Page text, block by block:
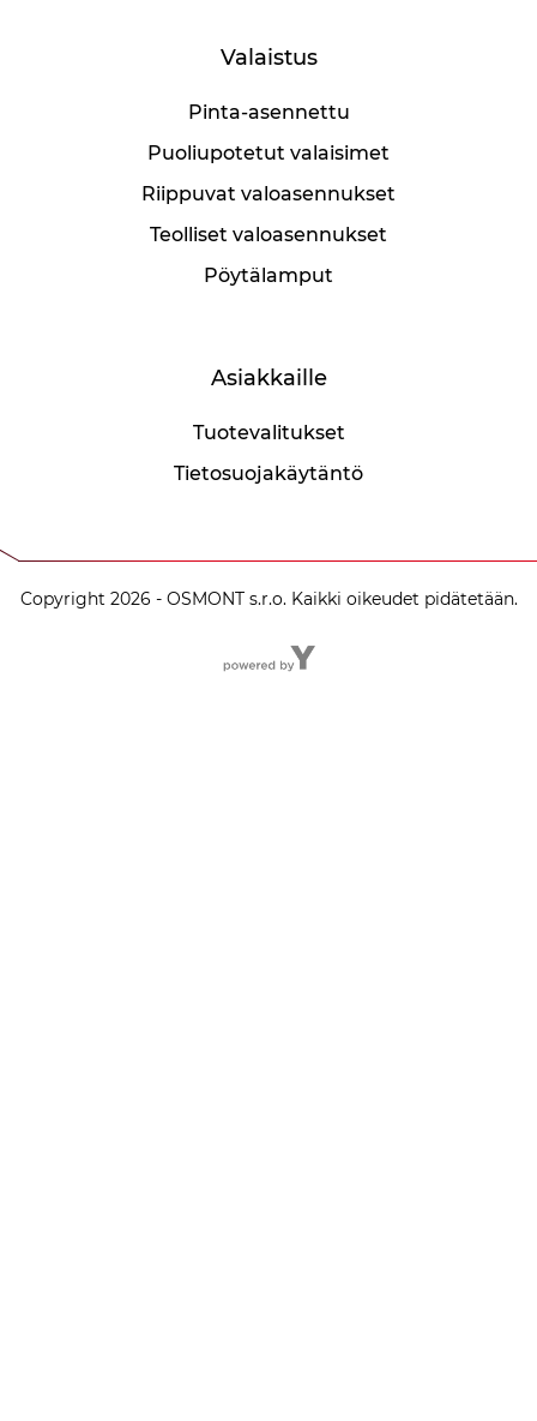
Valaistus
Pinta-asennettu
Puoliupotetut valaisimet
Riippuvat valoasennukset
Teolliset valoasennukset
Pöytälamput
Asiakkaille
Tuotevalitukset
Tietosuojakäytäntö
Copyright 2026 - OSMONT s.r.o. Kaikki oikeudet pidätetään.